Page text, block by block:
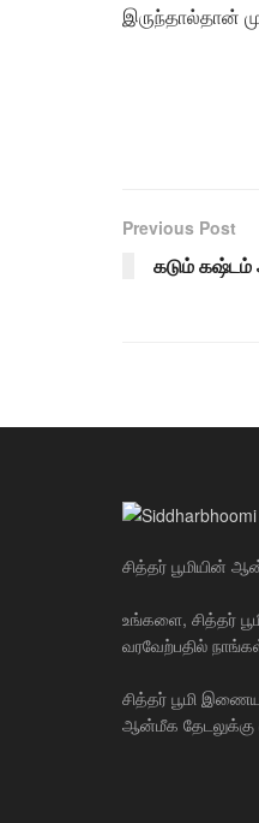
இருந்தால்தான்
Previous Post
கடும் கஷ்டம்
சித்தர் பூமியின்
உங்களை, சித்தர்
வரவேற்பதில்
சித்தர் பூமி
ஆன்மீக தேடலுக்கு